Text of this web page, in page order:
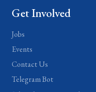
Get Involved
Jobs
Events
Contact Us
Telegram Bot